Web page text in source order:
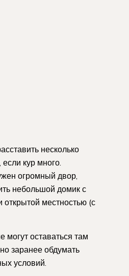
несколько
кур много.
огромный двор,
небольшой домик с
местностью (с
оставаться там
заранее обдумать
условий.